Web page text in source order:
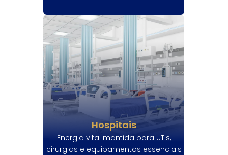
Hospitais
Energia vital mantida para UTIs,
cirurgias e equipamentos essenciais